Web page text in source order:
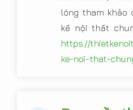
lòng tham khảo
kế nội thất
https://
ke-noi-that-